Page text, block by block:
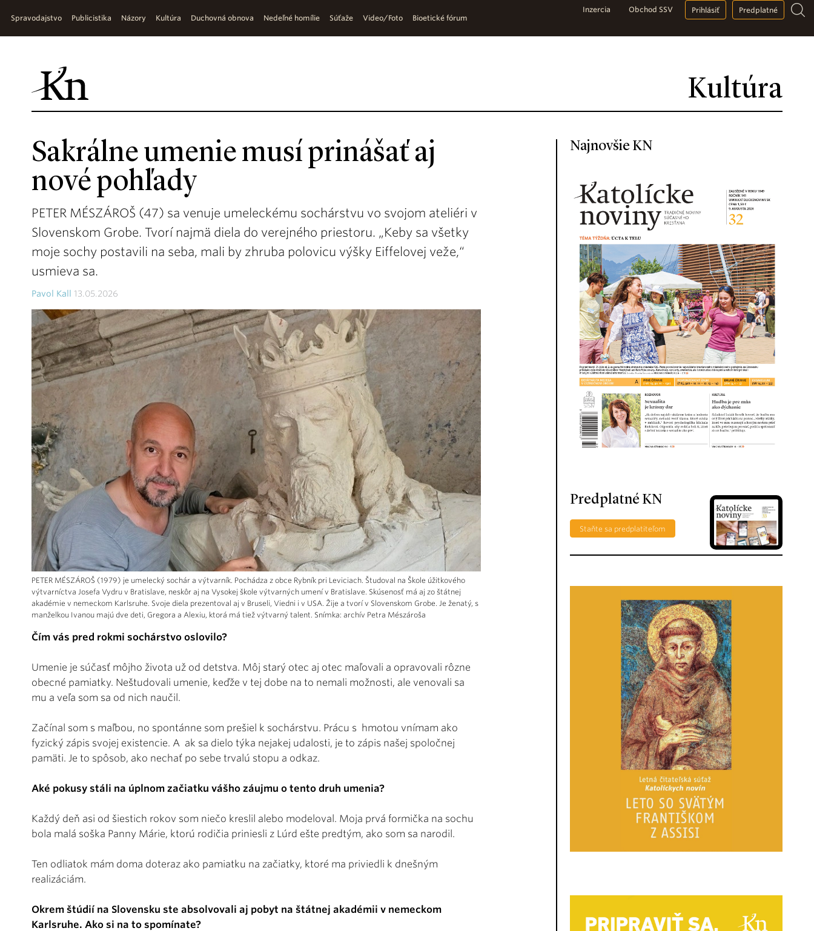
Kultúra
Spravodajstvo Publicistika Názory Kultúra Duchovná obnova Nedeľné homílie Súťaže Video/Foto Bioetické fórum
Inzercia Obchod SSV Prihlásiť Predplatné
Sakrálne umenie musí prinášať aj
nové pohľady
PETER MÉSZÁROŠ (47) sa venuje umeleckému sochárstvu vo svojom ateliéri v
Slovenskom Grobe. Tvorí najmä diela do verejného priestoru. „Keby sa všetky
moje sochy postavili na seba, mali by zhruba polovicu výšky Eiffelovej veže,“
usmieva sa.
Pavol Kall 13.05.2026
PETER MÉSZÁROŠ (1979) je umelecký sochár a výtvarník. Pochádza z obce Rybník pri Leviciach. Študoval na Škole úžitkového
výtvarníctva Josefa Vydru v Bratislave, neskôr aj na Vysokej škole výtvarných umení v Bratislave. Skúsenosť má aj zo štátnej
akadémie v nemeckom Karlsruhe. Svoje diela prezentoval aj v Bruseli, Viedni i v USA. Žije a tvorí v Slovenskom Grobe. Je ženatý, s
manželkou Ivanou majú dve deti, Gregora a Alexiu, ktorá má tiež výtvarný talent. Snímka: archív Petra Mészároša
Čím vás pred rokmi sochárstvo oslovilo?
Umenie je súčasť môjho života už od detstva. Môj starý otec aj otec maľovali a opravovali rôzne
obecné pamiatky. Neštudovali umenie, keďže v tej dobe na to nemali možnosti, ale venovali sa
mu a veľa som sa od nich naučil.
Začínal som s maľbou, no spontánne som prešiel k sochárstvu. Prácu s hmotou vnímam ako
fyzický zápis svojej existencie. A ak sa dielo týka nejakej udalosti, je to zápis našej spoločnej
pamäti. Je to spôsob, ako nechať po sebe trvalú stopu a odkaz.
Aké pokusy stáli na úplnom začiatku vášho záujmu o tento druh umenia?
Každý deň asi od šiestich rokov som niečo kreslil alebo modeloval. Moja prvá formička na sochu
bola malá soška Panny Márie, ktorú rodičia priniesli z Lúrd ešte predtým, ako som sa narodil.
Ten odliatok mám doma doteraz ako pamiatku na začiatky, ktoré ma priviedli k dnešným
realizáciám.
Okrem štúdií na Slovensku ste absolvovali aj pobyt na štátnej akadémii v nemeckom
Karlsruhe. Ako si na to spomínate?
Najnovšie KN
Predplatné KN
Staňte sa predplatiteľom